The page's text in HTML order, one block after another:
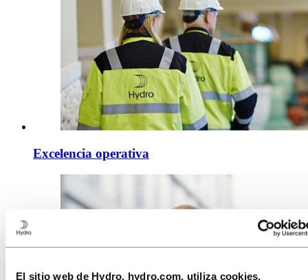
El sitio web de Hydro, hydro.com, utiliza cookies.
Excelencia operativa